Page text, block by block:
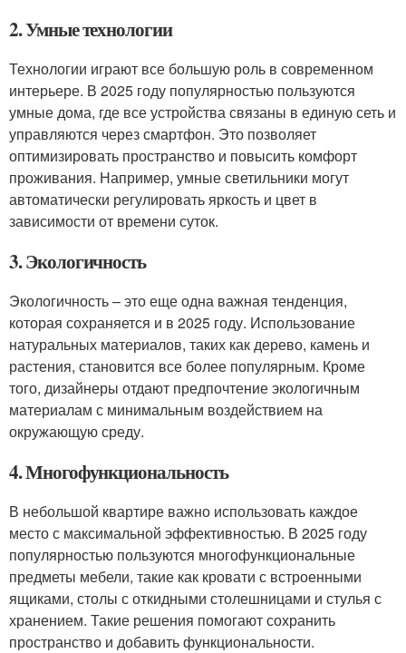
2. Умные технологии
Технологии играют все большую роль в современном
интерьере. В 2025 году популярностью пользуются
умные дома, где все устройства связаны в единую сеть и
управляются через смартфон. Это позволяет
оптимизировать пространство и повысить комфорт
проживания. Например, умные светильники могут
автоматически регулировать яркость и цвет в
зависимости от времени суток.
3. Экологичность
Экологичность – это еще одна важная тенденция,
которая сохраняется и в 2025 году. Использование
натуральных материалов, таких как дерево, камень и
растения, становится все более популярным. Кроме
того, дизайнеры отдают предпочтение экологичным
материалам с минимальным воздействием на
окружающую среду.
4. Многофункциональность
В небольшой квартире важно использовать каждое
место с максимальной эффективностью. В 2025 году
популярностью пользуются многофункциональные
предметы мебели, такие как кровати с встроенными
ящиками, столы с откидными столешницами и стулья с
хранением. Такие решения помогают сохранить
пространство и добавить функциональности.